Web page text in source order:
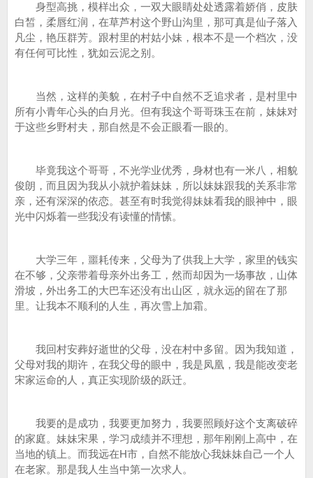
身型高挑，模样出众，一双大眼睛处处透露着娇俏，皮肤
白皙，柔唇红润，在草芦村这个野山沟里，那可真是仙子落入
凡尘，艳压群芳。跟村里的村姑小妹，根本不是一个档次，没
有任何可比性，犹如云泥之别。
当然，这样的美貌，在村子中自然不乏追求者，是村里中
所有小青年心头的白月光。但有我这个哥哥珠玉在前，妹妹对
于这些乡野村夫，那自然是不会正眼看一眼的。
毕竟我这个哥哥，不光学业优秀，身材也有一米八，相貌
俊朗，而且因为我从小就护着妹妹，所以妹妹跟我的关系非常
亲，还有深深的依恋。甚至有时我觉得妹妹看我的眼神中，眼
光中闪烁着一些我没有读懂的情愫。
大学三年，噩耗传来，父母为了供我上大学，家里的钱实
在不够，父亲带着母亲外出务工，然而却因为一场事故，山体
滑坡，外出务工的大巴车还没有出山区，就永远的留在了那
里。让我本不顺利的人生，再次雪上加霜。
我回村安葬好逝世的父母，没在村中多留。因为我知道，
父母对我的期许，在我父母的眼中，我是凤凰，我是能改变老
宋家运命的人，真正实现阶级的跃迁。
我要的是成功，我要更加努力，我要照顾好这个支离破碎
的家庭。妹妹宋果，学习成绩并不理想，那年刚刚上高中，在
当地的镇上。而我远在H市，自然不能放心我妹妹自己一个人
在老家。那是我人生当中第一次求人。